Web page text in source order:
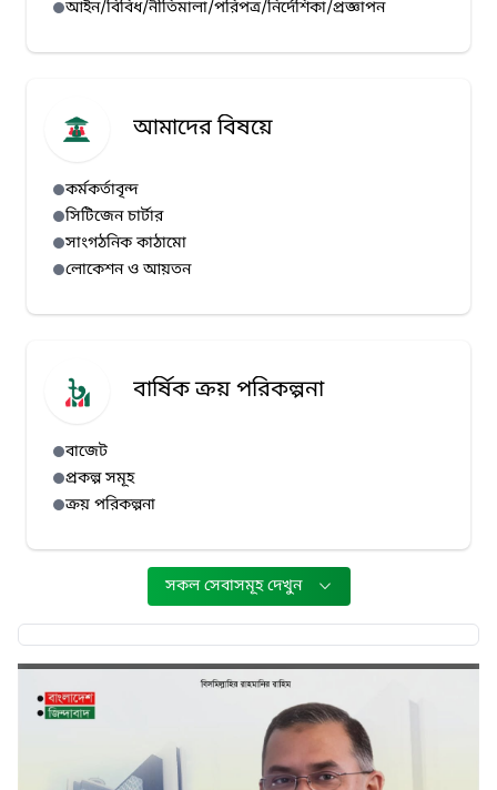
আইন/বিবিধ/নীতিমালা/পরিপত্র/নির্দেশিকা/প্রজ্ঞাপন
আমাদের বিষয়ে
কর্মকর্তাবৃন্দ
সিটিজেন চার্টার
সাংগঠনিক কাঠামো
লোকেশন ও আয়তন
বার্ষিক ক্রয় পরিকল্পনা
বাজেট
প্রকল্প সমূহ
ক্রয় পরিকল্পনা
সকল সেবাসমূহ দেখুন